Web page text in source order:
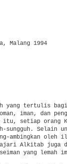
Malang 1994
yang tertulis bagi
iman, dan
itu, setiap orang
sungguh. Selain
ambingkan oleh
Alkitab juga
yang lemah